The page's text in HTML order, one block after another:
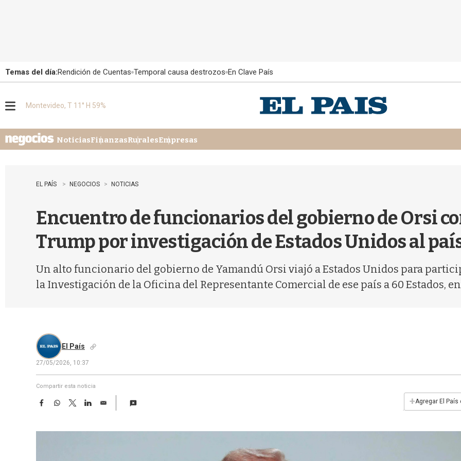
Temas del día:Rendición de Cuentas Temporal causa destrozos En Clave País
u
Montevideo, T 11° H 59%
NoticiasFinanzasRuralesEmpresas
EL PAÍS NEGOCIOS NOTICIAS
Encuentro de funcionarios del gobierno de Orsi
Trump por investigación de Estados Unidos al
Un alto funcionario del gobierno de Yamandú Orsi viajó a Estados Unidos para
la Investigación de la Oficina del Representante Comercial de ese país a 60 Estados,
El País
27/05/2026, 10:37
Compartir esta noticia
F
e
W
t
T
w
t
L
k
E
i
+Agregar El País